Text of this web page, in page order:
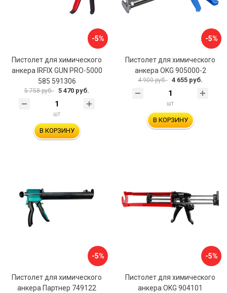
-5%
Пистолет для химического
анкера IRFIX GUN PRO-5000
585 591306
5 758 руб. 5 470 руб.
шт
В КОРЗИНУ
-5%
Пистолет для химического
анкера OKG 905000-2
4 900 руб. 4 655 руб.
шт
В КОРЗИНУ
-5%
Пистолет для химического
анкера Партнер 749122
-5%
Пистолет для химического
анкера OKG 904101